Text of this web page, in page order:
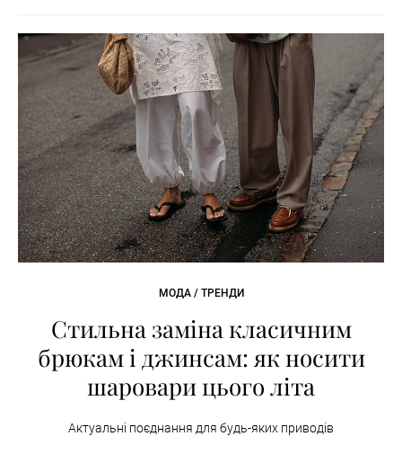
МОДА / ТРЕНДИ
Стильна заміна класичним
брюкам і джинсам: як носити
шаровари цього літа
Актуальні поєднання для будь-яких приводів